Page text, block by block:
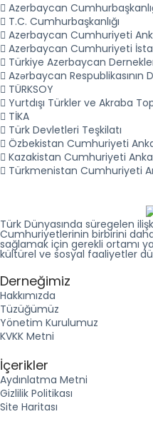
Azerbaycan
T.C. Cumhurbaşkanlığı
Azerbaycan Cumhuriyeti
Azerbaycan Cumhuriyeti
Türkiye Azerbaycan
Azǝrbaycan Respublikasının
TÜRKSOY
Yurtdışı Türkler ve Akraba
TİKA
Türk Devletleri Teşkilatı
Özbekistan Cumhuriyeti
Kazakistan Cumhuriyeti
Türkmenistan Cumhuriyeti
Türk Dünyasında süregelen
Cumhuriyetlerinin birbirini daha
sağlamak için gerekli ortamı
kültürel ve sosyal faaliyetler
Derneğimiz
Hakkımızda
Tüzüğümüz
Yönetim Kurulumuz
KVKK Metni
İçerikler
Aydınlatma Metni
Gizlilik Politikası
Site Haritası